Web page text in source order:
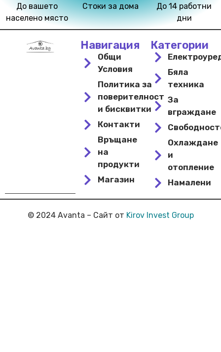
До вашето
населено място
Стоки за дома
До 14 работни
дни
Навигация
Общи
Условия
Политика за
поверителност
и бисквитки
Контакти
Връщане
на
продукти
Магазин
Категории
Бяла
техника
За
вграждане
Охлаждане
и
отопление
Намалени
© 2024 Avanta – Сайт от Kirov Invest Group